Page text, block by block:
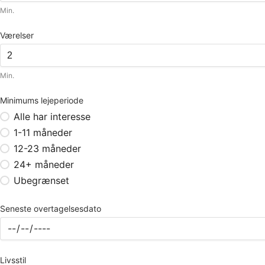
Min.
Værelser
Min.
Minimums lejeperiode
Alle har interesse
1-11 måneder
12-23 måneder
24+ måneder
Ubegrænset
Seneste overtagelsesdato
Livsstil